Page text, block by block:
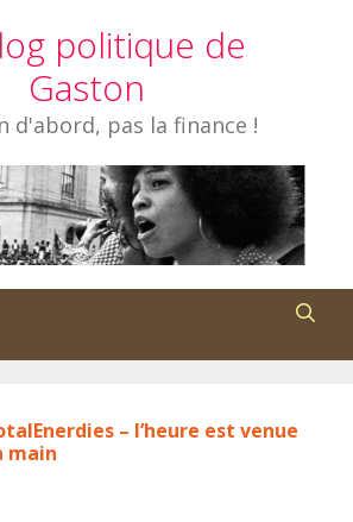
politique de
Gaston
d'abord, pas la finance !
– l’heure est venue
main